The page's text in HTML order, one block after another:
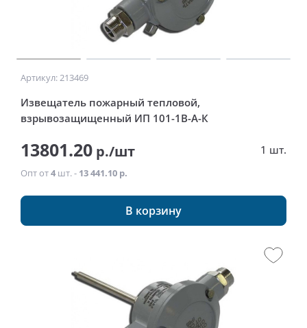
Артикул: 213469
Извещатель пожарный тепловой,
взрывозащищенный ИП 101-1В-А-К
13801.20 р./шт 1 шт.
Опт от4 шт. - 13 441.10 р.
В корзину